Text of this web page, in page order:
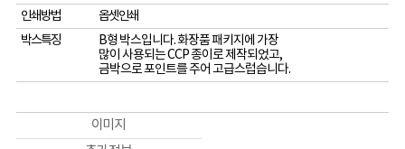
인쇄방법
옵셋인쇄
박스특징
B형 박스입니다. 화장품 패키지에 가장
많이 사용되는 CCP 종이로 제작되었고,
금박으로 포인트를 주어 고급스럽습니다.
이미지